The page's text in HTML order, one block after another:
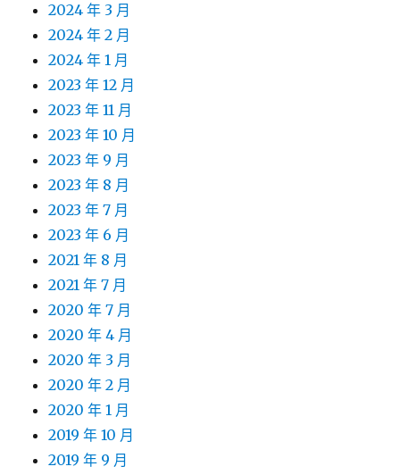
2024 年 3 月
2024 年 2 月
2024 年 1 月
2023 年 12 月
2023 年 11 月
2023 年 10 月
2023 年 9 月
2023 年 8 月
2023 年 7 月
2023 年 6 月
2021 年 8 月
2021 年 7 月
2020 年 7 月
2020 年 4 月
2020 年 3 月
2020 年 2 月
2020 年 1 月
2019 年 10 月
2019 年 9 月